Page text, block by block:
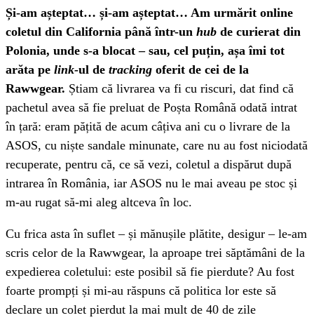
Și-am așteptat… și-am așteptat… Am urmărit online
coletul din California până într-un hub de curierat din
Polonia, unde s-a blocat – sau, cel puțin, așa îmi tot
arăta pe link-ul de tracking oferit de cei de la
Rawwgear. Știam că livrarea va fi cu riscuri, dat find că
pachetul avea să fie preluat de Poșta Română odată intrat
în țară: eram pățită de acum câțiva ani cu o livrare de la
ASOS, cu niște sandale minunate, care nu au fost niciodată
recuperate, pentru că, ce să vezi, coletul a dispărut după
intrarea în România, iar ASOS nu le mai aveau pe stoc și
m-au rugat să-mi aleg altceva în loc.
Cu frica asta în suflet – și mănușile plătite, desigur – le-am
scris celor de la Rawwgear, la aproape trei săptămâni de la
expedierea coletului: este posibil să fie pierdute? Au fost
foarte prompți și mi-au răspuns că politica lor este să
declare un colet pierdut la mai mult de 40 de zile